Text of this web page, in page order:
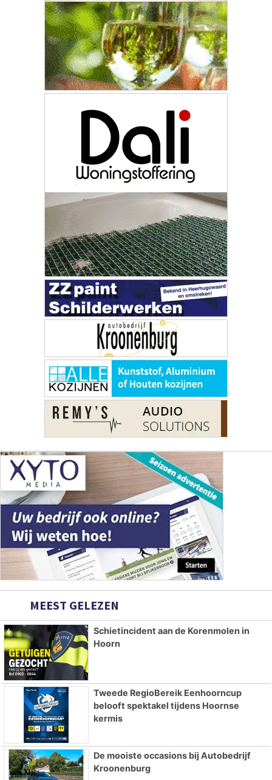
MEEST GELEZEN
Schietincident aan de Korenmolen in
Hoorn
Tweede RegioBereik Eenhoorncup
belooft spektakel tijdens Hoornse
kermis
De mooiste occasions bij Autobedrijf
Kroonenburg